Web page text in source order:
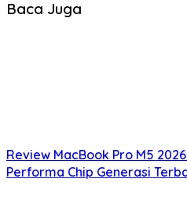
Baca Juga
Review MacBook Pro M5
Performa Chip Generasi